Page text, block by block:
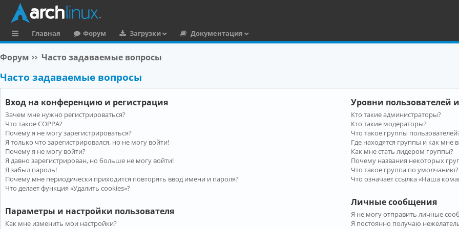
ы
л
Главная Форум Загрузки
Документация
Форум Часто задаваемые вопросы
Часто задаваемые вопросы
Вход на конференцию и регистрация
Зачем мне нужно регистрироваться?
Что такое COPPA?
Почему я не могу зарегистрироваться?
Я только что зарегистрировался, но не могу войти!
Почему я не могу войти?
Я давно зарегистрирован, но больше не могу войти!
Я забыл пароль!
Почему мне периодически приходится повторять ввод имени и пароля?
Что делает функция «Удалить cookies»?
Параметры и настройки пользователя
Как мне изменить мои настройки?
Уровни пользователей
Кто такие администраторы?
Кто такие модераторы?
Что такое группы
Где находятся группы и как мне
Как мне стать лидером группы?
Почему названия некоторых
Что такое группа по умолчанию?
Что означает ссылка «Наша
Личные сообщения
Я не могу отправить личные
Я постоянно получаю